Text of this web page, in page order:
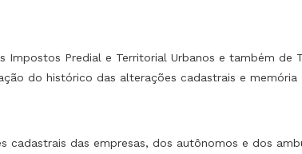
Predial e Territorial Urbanos e também
do histórico das alterações cadastrais e
cadastrais das empresas, dos autônomos e dos